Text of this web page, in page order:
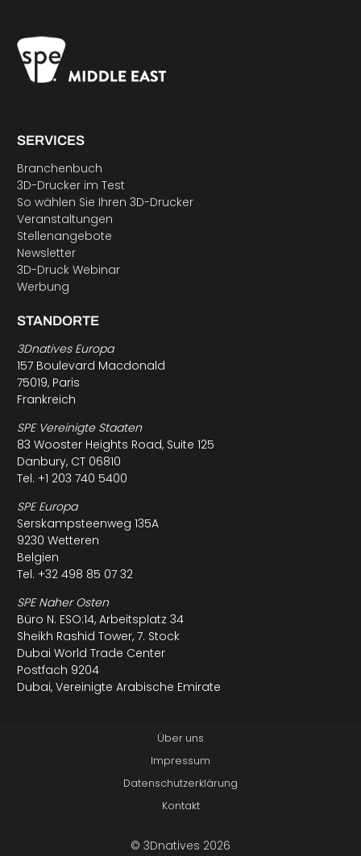
SERVICES
Branchenbuch
3D-Drucker im Test
So wählen Sie Ihren 3D-Drucker
Veranstaltungen
Stellenangebote
Newsletter
3D-Druck Webinar
Werbung
STANDORTE
3Dnatives Europa
157 Boulevard Macdonald
75019, Paris
Frankreich
SPE Vereinigte Staaten
83 Wooster Heights Road, Suite 125
Danbury, CT 06810
Tel. +1 203 740 5400
SPE Europa
Serskampsteenweg 135A
9230 Wetteren
Belgien
Tel. +32 498 85 07 32
SPE Naher Osten
Büro N. ESO:14, Arbeitsplatz 34
Sheikh Rashid Tower, 7. Stock
Dubai World Trade Center
Postfach 9204
Dubai, Vereinigte Arabische Emirate
Über uns
Impressum
Datenschutzerklärung
Kontakt
© 3Dnatives 2026